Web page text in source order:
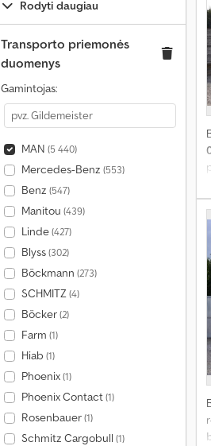
Rodyti daugiau
Transporto priemonės
duomenys
Gamintojas:
MAN (5 440)
Mercedes-Benz (553)
Benz (547)
Manitou (439)
Linde(427)
Blyss(302)
Böckmann (273)
SCHMITZ(4)
Böcker(2)
Farm (1)
Hiab (1)
Phoenix(1)
Phoenix Contact(1)
Rosenbauer(1)
Schmitz Cargobull (1)